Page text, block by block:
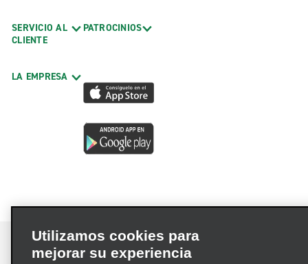
SERVICIO AL
CLIENTE
LA EMPRESA
PATROCINIOS
Utilizamos cookies para
mejorar su experiencia